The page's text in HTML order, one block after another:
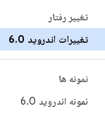
تغییر رفتار
تغییرات اندروید 6
.0
نمونه ها
نمونه اندروید 6
.0